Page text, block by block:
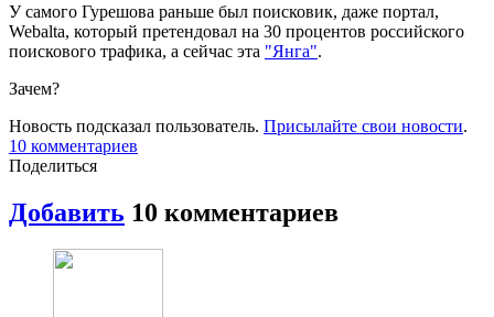
У самого Гурешова раньше был поисковик, даже портал,
Webalta, который претендовал на 30 процентов российского
поискового трафика, а сейчас эта "Янга".
Зачем?
Новость подсказал пользователь. Присылайте свои новости.
10 комментариев
Поделиться
Добавить 10 комментариев